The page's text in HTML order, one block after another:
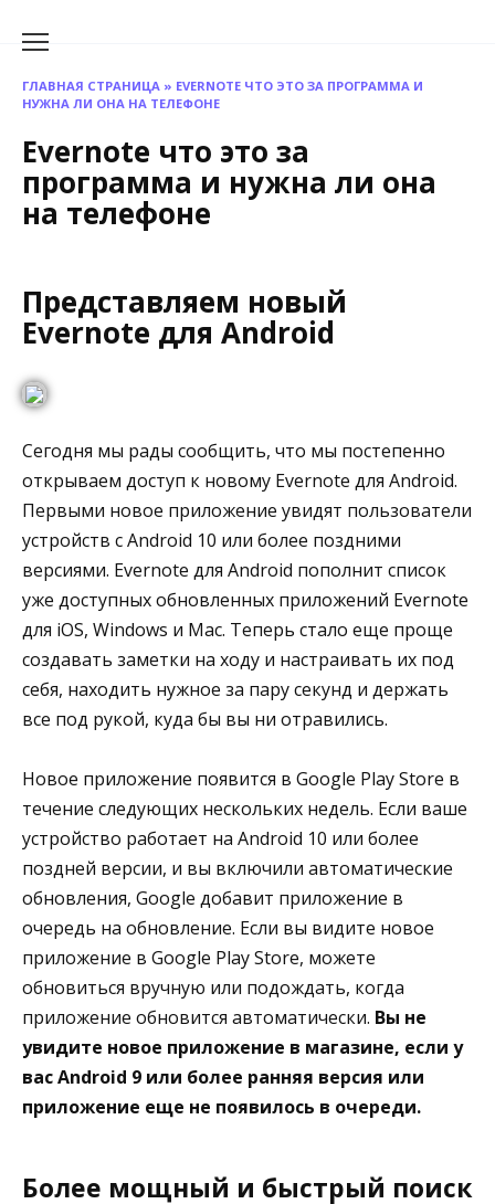
ГЛАВНАЯ СТРАНИЦА » EVERNOTE ЧТО ЭТО ЗА ПРОГРАММА И
НУЖНА ЛИ ОНА НА ТЕЛЕФОНЕ
Evernote что это за
программа и нужна ли она
на телефоне
Представляем новый
Evernote для Android
Сегодня мы рады сообщить, что мы постепенно
открываем доступ к новому Evernote для Android.
Первыми новое приложение увидят пользователи
устройств с Android 10 или более поздними
версиями. Evernote для Android пополнит список
уже доступных обновленных приложений Evernote
для iOS, Windows и Mac. Теперь стало еще проще
создавать заметки на ходу и настраивать их под
себя, находить нужное за пару секунд и держать
все под рукой, куда бы вы ни отравились.
Новое приложение появится в Google Play Store в
течение следующих нескольких недель. Если ваше
устройство работает на Android 10 или более
поздней версии, и вы включили автоматические
обновления, Google добавит приложение в
очередь на обновление. Если вы видите новое
приложение в Google Play Store, можете
обновиться вручную или подождать, когда
приложение обновится автоматически. Вы не
увидите новое приложение в магазине, если у
вас Android 9 или более ранняя версия или
приложение еще не появилось в очереди.
Более мощный и быстрый поиск